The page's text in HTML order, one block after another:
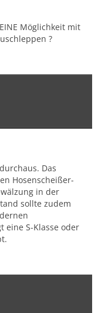
Möglichkeit mit
?
Das
Hosenscheißer-
in der
sollte zudem
eine S-Klasse oder